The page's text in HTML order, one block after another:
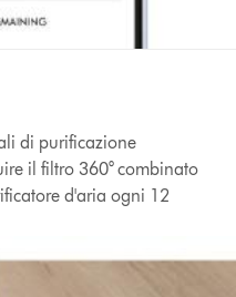
di purificazione
il filtro 360° combinato
d'aria ogni 12